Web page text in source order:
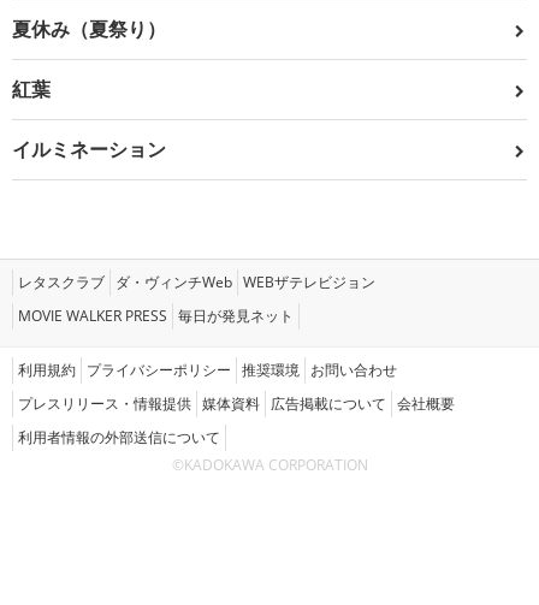
夏休み（夏祭り）
紅葉
イルミネーション
レタスクラブ ダ・ヴィンチWeb WEBザテレビジョン
MOVIE WALKER PRESS 毎日が発見ネット
利用規約 プライバシーポリシー 推奨環境 お問い合わせ
プレスリリース・情報提供 媒体資料 広告掲載について 会社概要
利用者情報の外部送信について
©KADOKAWA CORPORATION